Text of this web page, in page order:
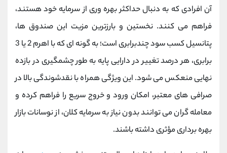
آن افرادی که به دنبال حداکثر بهره ‌وری از سرمایه خود هستند،
فراهم می‌ کنند. نخستین و بارزترین مزیت این صندوق ‌ها،
پتانسیل کسب سود چندبرابری است؛ به گونه‌ ای که با اهرم 2 یا 3
برابری، هر درصد تغییر در دارایی پایه به طور چشمگیری در بازده
نهایی منعکس می ‌شود. این ویژگی همراه با نقدشوندگی بالا در
صرافی ‌های معتبر، امکان ورود و خروج سریع را فراهم کرده و
معامله ‌گران می ‌توانند بدون نیاز به سرمایه کلان، از نوسانات بازار
بهره ‌برداری مؤثری داشته باشند.